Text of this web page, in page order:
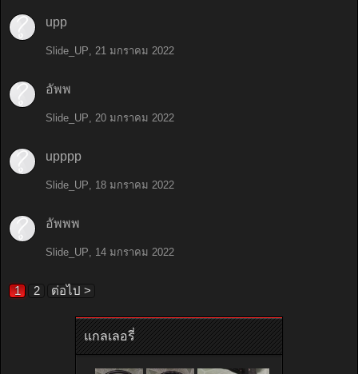
upp
Slide_UP, 21 มกราคม 2022
อัพพ
Slide_UP, 20 มกราคม 2022
upppp
Slide_UP, 18 มกราคม 2022
อัพพพ
Slide_UP, 14 มกราคม 2022
1 2 ต่อไป >
แกลเลอรี่